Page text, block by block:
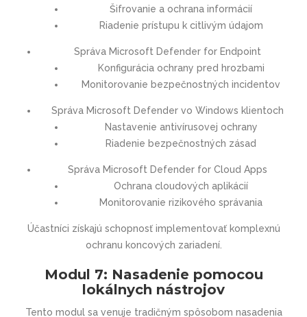
Šifrovanie a ochrana informácií
Riadenie prístupu k citlivým údajom
Správa Microsoft Defender for Endpoint
Konfigurácia ochrany pred hrozbami
Monitorovanie bezpečnostných incidentov
Správa Microsoft Defender vo Windows klientoch
Nastavenie antivírusovej ochrany
Riadenie bezpečnostných zásad
Správa Microsoft Defender for Cloud Apps
Ochrana cloudových aplikácií
Monitorovanie rizikového správania
Účastníci získajú schopnosť implementovať komplexnú
ochranu koncových zariadení.
Modul 7: Nasadenie pomocou
lokálnych nástrojov
Tento modul sa venuje tradičným spôsobom nasadenia